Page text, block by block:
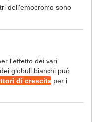
dell'emocromo sono
l'effetto dei vari
globuli bianchi può
di crescita per i